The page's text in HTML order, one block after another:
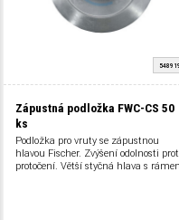
548919
Zápustná podložka FWC-CS 50
ks
Podložka pro vruty se zápustnou
hlavou Fischer. Zvýšení odolnosti
protočení. Větší styčná hlava s